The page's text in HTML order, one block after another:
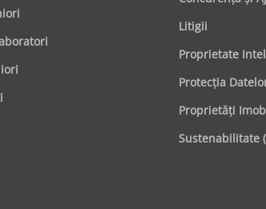
Litigii
Proprietate
Protecţia
Proprietăţi
Sustenabilitate